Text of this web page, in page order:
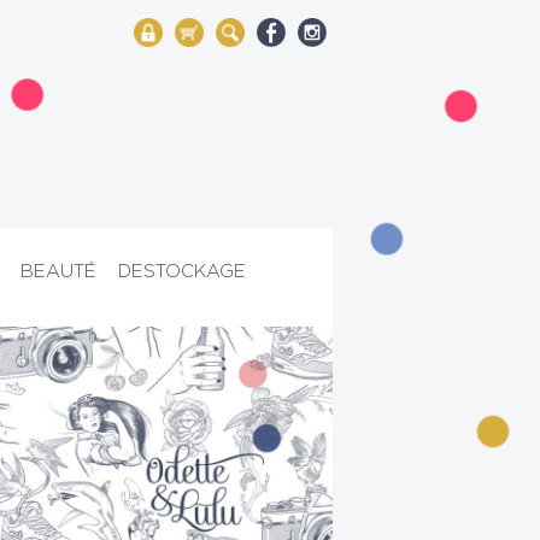
My Account
Mon panier
Rechercher
BEAUTÉ DESTOCKAGE